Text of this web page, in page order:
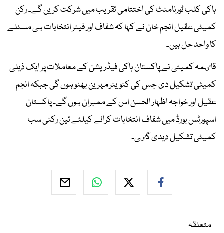
ہاکی کلب ٹورنامنٹ کی اختتامی تقریب میں شرکت کریں گے۔ رکن
کمیٹی عقیل انجم خان نے کہا کہ شفاف اور فیئر انتخابات ہی مسئلے
کا واحد حل ہیں۔
قاٸمہ کمیٹی نے پاکستان ہاکی فیڈریشن کے معاملات پر ایک ذیلی
کمیٹی تشکیل دی جس کی کنوینر مہرین بھٹو ہوں گی جبکہ انجم
عقیل اور خواجہ اظہار الحسن اس کے ممبران ہوں گے۔ پاکستان
اسپورٹس بورڈ میں شفاف انتخابات کرانے کیلئے تین رکنی سب
کمیٹی تشکیل دیدی گٸی۔
متعلقہ